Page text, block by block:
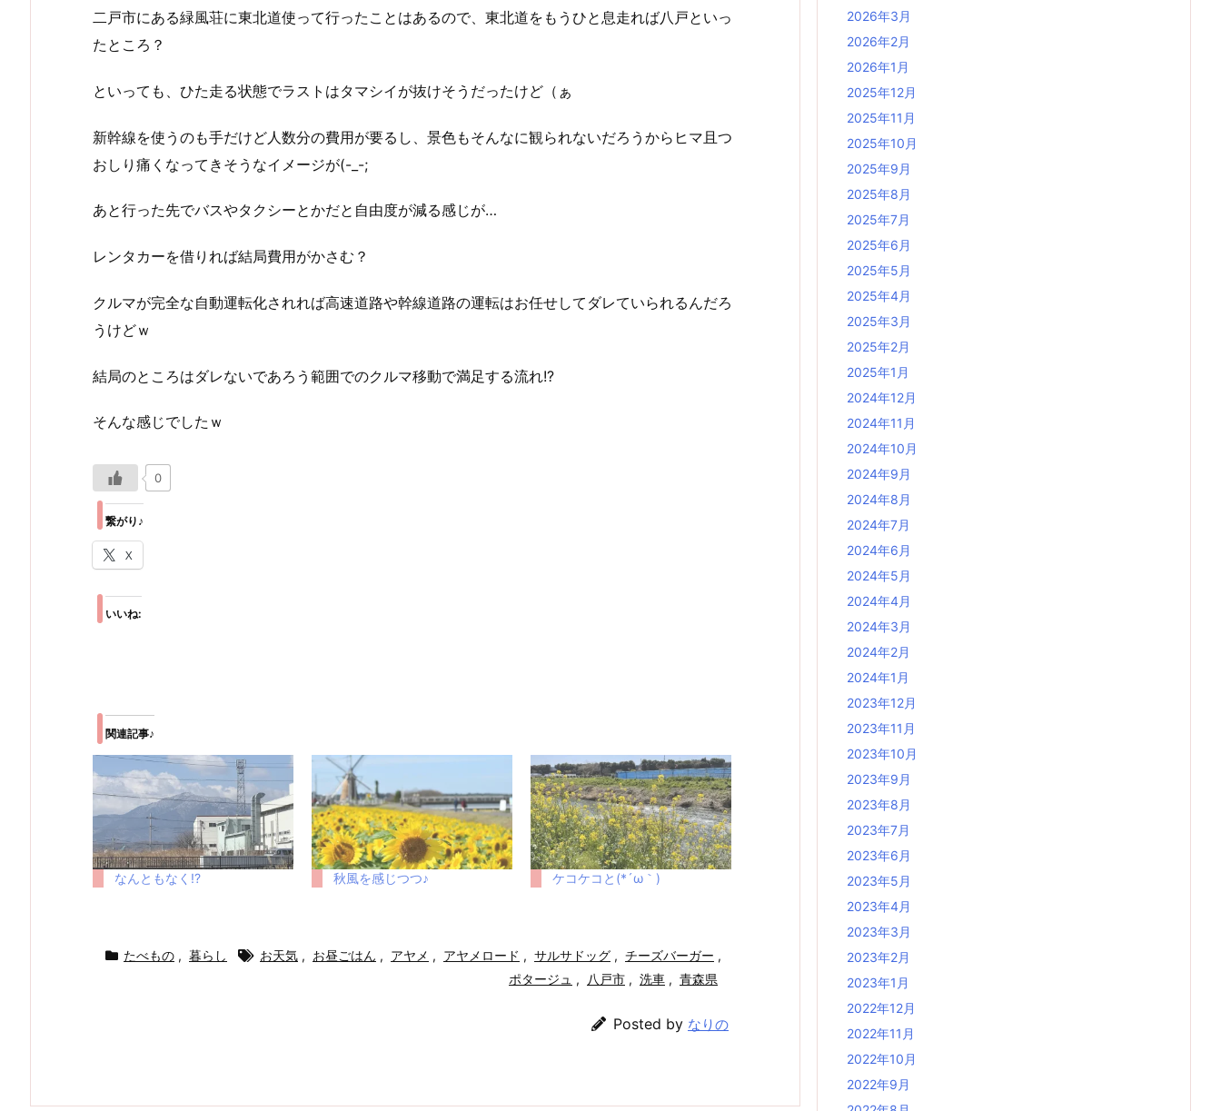
二戸市にある緑風荘に東北道使って行ったことはあるので、東北道をもうひと息走れば八戸といっ
たところ？
といっても、ひた走る状態でラストはタマシイが抜けそうだったけど（ぁ
新幹線を使うのも手だけど人数分の費用が要るし、景色もそんなに観られないだろうからヒマ且つ
おしり痛くなってきそうなイメージが(-_-;
あと行った先でバスやタクシーとかだと自由度が減る感じが…
レンタカーを借りれば結局費用がかさむ？
クルマが完全な自動運転化されれば高速道路や幹線道路の運転はお任せしてダレていられるんだろ
うけどｗ
結局のところはダレないであろう範囲でのクルマ移動で満足する流れ!?
そんな感じでしたｗ
0
繋がり♪
X
いいね:
関連記事♪
なんともなく!? 秋風を感じつつ♪ ケコケコと(*´ω｀)
たべもの , 暮らし お天気 , お昼ごはん , アヤメ , アヤメロード , サルサドッグ , チーズバーガー ,
ポタージュ , 八戸市 , 洗車 , 青森県
Posted by なりの
2026年3月
2026年2月
2026年1月
2025年12月
2025年11月
2025年10月
2025年9月
2025年8月
2025年7月
2025年6月
2025年5月
2025年4月
2025年3月
2025年2月
2025年1月
2024年12月
2024年11月
2024年10月
2024年9月
2024年8月
2024年7月
2024年6月
2024年5月
2024年4月
2024年3月
2024年2月
2024年1月
2023年12月
2023年11月
2023年10月
2023年9月
2023年8月
2023年7月
2023年6月
2023年5月
2023年4月
2023年3月
2023年2月
2023年1月
2022年12月
2022年11月
2022年10月
2022年9月